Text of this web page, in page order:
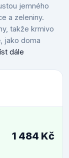
jemného
a zeleniny.
takže krmivo
jako doma
dále
1 484 Kč